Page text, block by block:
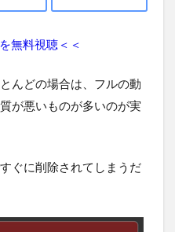
無料視聴＜＜
んどの場合は、フルの動
が悪いものが多いのが実
ぐに削除されてしまうだ